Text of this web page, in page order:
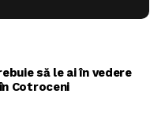
să le ai în vedere
Cotroceni